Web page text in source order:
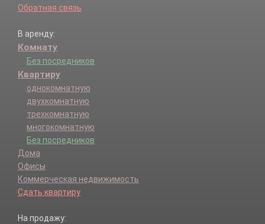
Обратная связь
В аренду:
Комнату
Без посредников
Квартиру
однокомнатную
двухкомнатную
трехкомнатную
многокомнатную
Без посредников
Дома
Офисы
Коммерческая недвижимость
Сдать квартиру
На продажу: